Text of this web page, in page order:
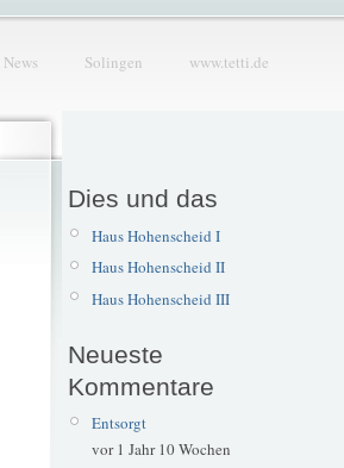
News Solingen www.tetti.de
Dies und das
Haus Hohenscheid I
Haus Hohenscheid II
Haus Hohenscheid III
Neueste
Kommentare
Entsorgt
vor 1 Jahr 10 Wochen